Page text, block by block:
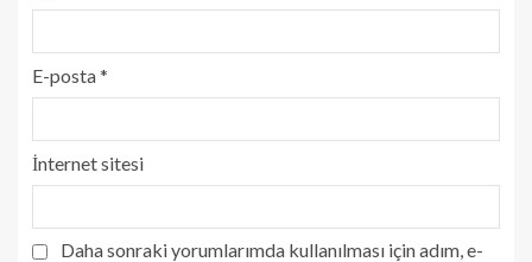
E-posta*
İnternet sitesi
Daha sonraki yorumlarımda kullanılması için adım, e-